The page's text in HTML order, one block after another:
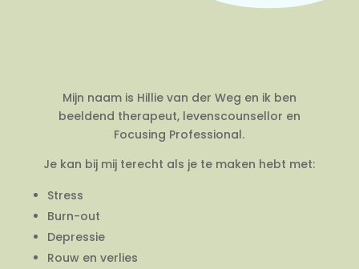
Mijn naam is Hillie van der Weg en ik ben
beeldend therapeut, levenscounsellor en
Focusing Professional.
Je kan bij mij terecht als je te maken hebt met:
Stress
Burn-out
Depressie
Rouw en verlies